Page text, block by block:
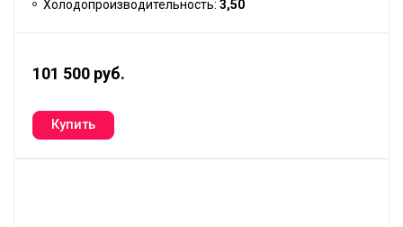
Холодопроизводительность: 3,50
101 500 руб.